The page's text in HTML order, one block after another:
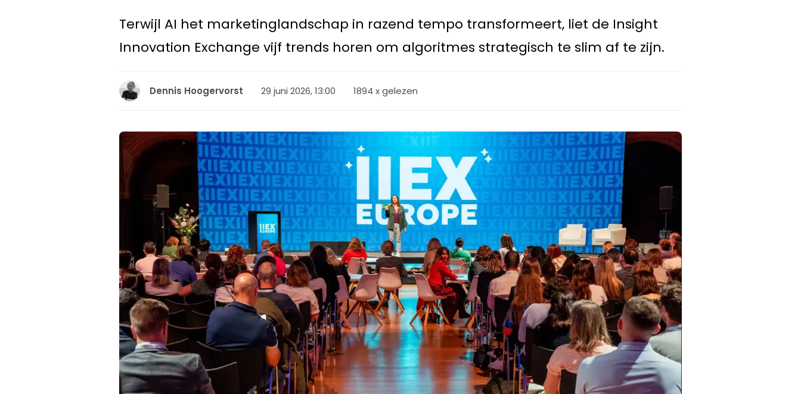
Terwijl AI het marketinglandschap in razend tempo transformeert, liet de Insight
Innovation Exchange vijf trends horen om algoritmes strategisch te slim af te zijn.
Dennis Hoogervorst 29 juni 2026, 13:00 1894 x gelezen